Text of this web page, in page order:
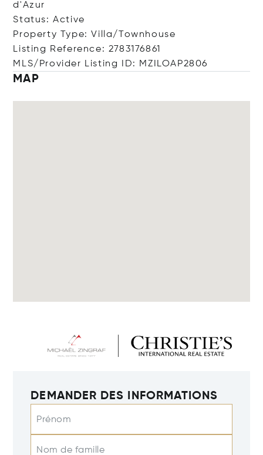
d'Azur
Status: Active
Property Type: Villa/Townhouse
Listing Reference: 2783176861
MLS/Provider Listing ID: MZILOAP2806
MAP
DEMANDER DES INFORMATIONS
Prénom
Nom de famille